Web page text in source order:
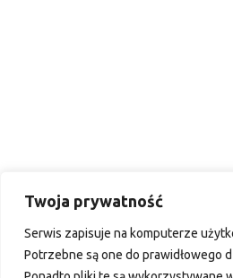
Twoja prywatność
Serwis zapisuje na komputerze
Potrzebne są one do prawidłowego
Dyskusja